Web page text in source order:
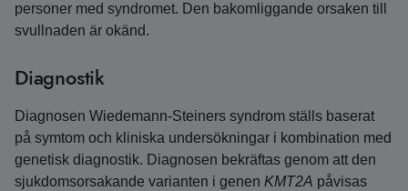
personer med syndromet. Den bakomliggande orsaken till
svullnaden är okänd.
Diagnostik
Diagnosen Wiedemann-Steiners syndrom ställs baserat
på symtom och kliniska undersökningar i kombination med
genetisk diagnostik. Diagnosen bekräftas genom att den
sjukdomsorsakande varianten i genen KMT2A påvisas